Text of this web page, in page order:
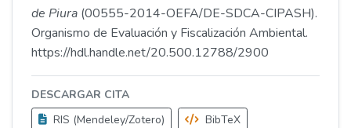
de Piura (00555-2014-OEFA/DE-SDCA-CIPASH).
Organismo de Evaluación y Fiscalización Ambiental.
https://hdl.handle.net/20.500.12788/2900
DESCARGAR CITA
RIS (Mendeley/Zotero)
BibTeX